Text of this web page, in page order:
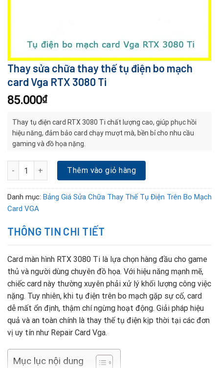
Thay sửa chữa thay thế tụ điện bo mạch
card Vga RTX 3080 Ti
85.000₫
Thay tụ điện card RTX 3080 Ti chất lượng cao, giúp phục hồi
hiệu năng, đảm bảo card chạy mượt mà, bền bỉ cho nhu cầu
gaming và đồ họa nặng.
Thay sửa chữa thay thế tụ điện bo mạch card Vga RTX 3080 Ti
Thêm vào giỏ hàng
Danh mục: Bảng Giá Sửa Chữa Thay Thế Tụ Điện Trên Bo Mạch
Card VGA
THÔNG TIN CHI TIẾT
Card màn hình RTX 3080 Ti là lựa chọn hàng đầu cho game
thủ và người dùng chuyên đồ họa. Với hiệu năng mạnh mẽ,
chiếc card này thường xuyên phải xử lý khối lượng công việc
nặng. Tuy nhiên, khi tụ điện trên bo mạch gặp sự cố, card
dễ mất ổn định, thậm chí ngừng hoạt động. Giải pháp hiệu
quả và an toàn chính là thay thế tụ điện kịp thời tại các đơn
vị uy tín như Repair Card Vga.
Mục lục nội dung